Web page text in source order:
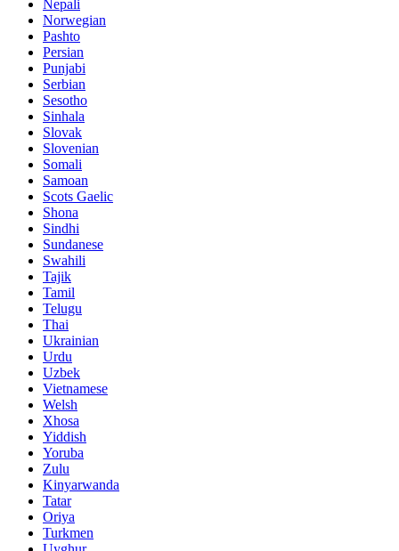
Nepali
Norwegian
Pashto
Persian
Punjabi
Serbian
Sesotho
Sinhala
Slovak
Slovenian
Somali
Samoan
Scots Gaelic
Shona
Sindhi
Sundanese
Swahili
Tajik
Tamil
Telugu
Thai
Ukrainian
Urdu
Uzbek
Vietnamese
Welsh
Xhosa
Yiddish
Yoruba
Zulu
Kinyarwanda
Tatar
Oriya
Turkmen